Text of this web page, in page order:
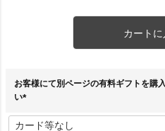
カートに
お客様にて別ページの有料ギフトを購
い
必